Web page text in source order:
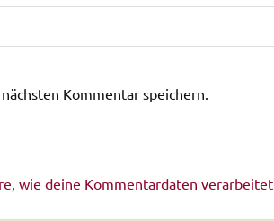
Kommentar speichern.
wie deine Kommentardaten verarbeitet